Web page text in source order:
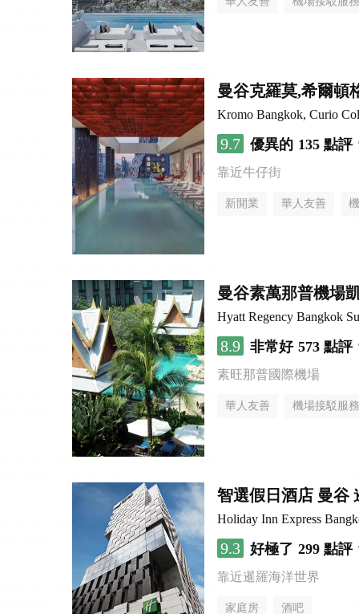
曼谷克羅莫,希爾頓
Kromo Bangkok, Curio
9.7 優異的 135 點評
靠近牛仔街
新開業 華人友善
曼谷素萬那普機場
Hyatt Regency Bangkok
8.9 非常好 573 點評
素旺那普國際機場
華人友善 機場接駁服務
智選假日酒店 曼谷
Holiday Inn Express
9.3 好極了 299 點評
靠近暹羅海洋世界
家庭房 酒吧